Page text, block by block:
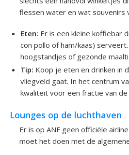
flessen water en wat souvenirs
Eten: Er is een kleine koffiebar
con pollo of ham/kaas)
hoogstandjes of gezonde
Tip: Koop je eten en drinken in
vliegveld gaat. In het centrum
kwaliteit voor een fractie van
Lounges op de luchthaven
Er is op ANF geen officiële
moet het doen met de